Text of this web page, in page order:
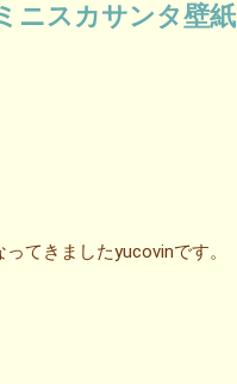
ニスカサンタ壁紙
てきましたyucovinです。